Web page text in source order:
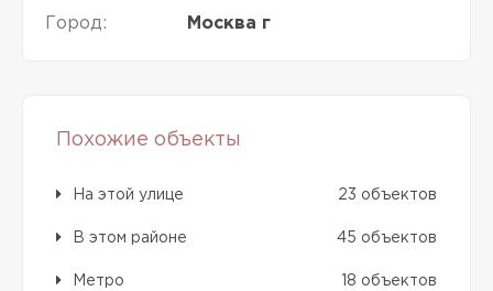
Город: Москва г
Похожие объекты
На этой улице 23 объектов
В этом районе 45 объектов
Метро 18 объектов